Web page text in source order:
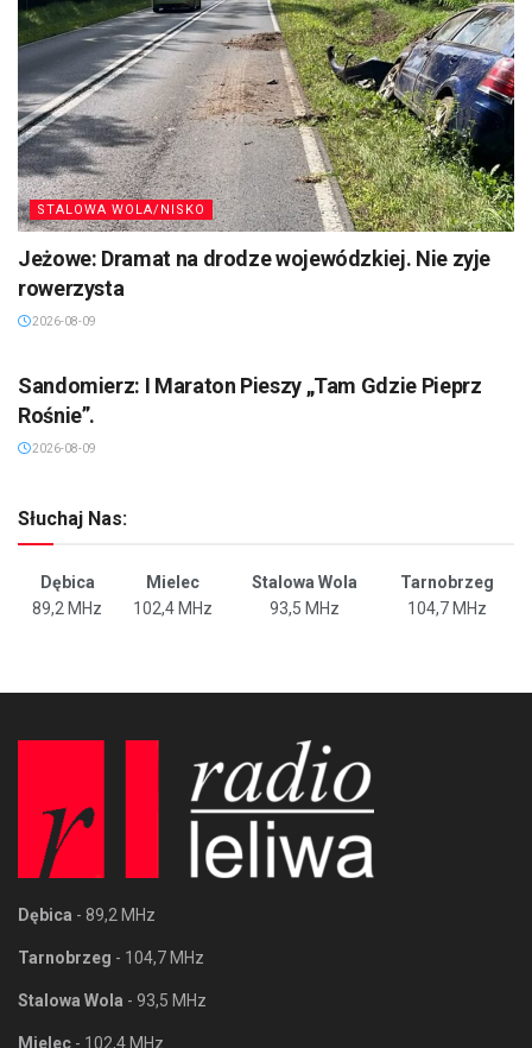
STALOWA WOLA/NISKO
Jeżowe: Dramat na drodze wojewódzkiej. Nie zyje
rowerzysta
2026-08-09
Sandomierz: I Maraton Pieszy „Tam Gdzie Pieprz
Rośnie”.
2026-08-09
Słuchaj Nas:
Dębica Mielec Stalowa Wola
Tarnobrzeg
89,2 MHz
102,4 MHz 93,5 MHz 104,7 MHz
Dębica - 89,2 MHz
Tarnobrzeg - 104,7 MHz
Stalowa Wola - 93,5 MHz
Mielec - 102,4 MHz